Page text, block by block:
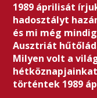
1989 áprilisát
hadosztályt
és mi még
Ausztriát
Milyen volt a
történtek 1989